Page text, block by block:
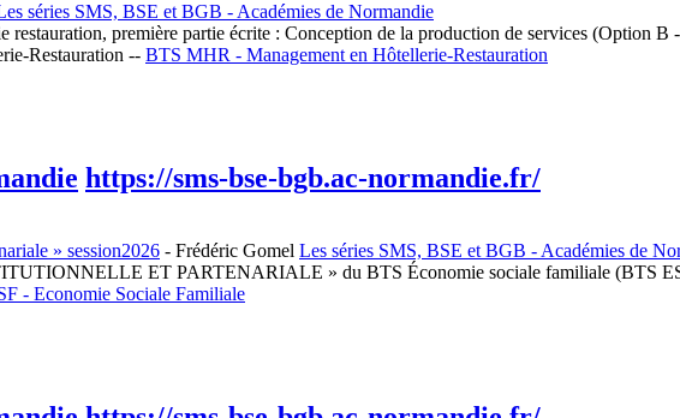
séries SMS, BSE et BGB - Académies de Normandie
première partie écrite : Conception de la production de services (Option B
Restauration -- BTS MHR - Management en Hôtellerie-Restauration
https://sms-bse-bgb.ac-normandie.fr/
» session2026 - Frédéric Gomel Les séries SMS, BSE et BGB - Académies de
ET PARTENARIALE » du BTS Économie sociale familiale (BTS
- Economie Sociale Familiale